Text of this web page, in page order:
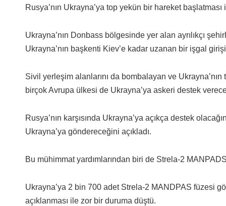
Rusya’nın Ukrayna’ya top yekün bir hareket
Ukrayna’nın Donbass bölgesinde yer alan ayrılıkçı
Ukrayna’nın başkenti Kiev’e kadar uzanan bir işgal
Sivil yerleşim alanlarını da bombalayan ve Ukrayna’nın
birçok Avrupa ülkesi de Ukrayna’ya askeri destek
Rusya’nın karşısında Ukrayna’ya açıkça destek
Ukrayna’ya göndereceğini açıkladı.
Bu mühimmat yardımlarından biri de Strela-2
Ukrayna’ya 2 bin 700 adet Strela-2 MANDPAS füzesi
açıklanması ile zor bir duruma düştü.